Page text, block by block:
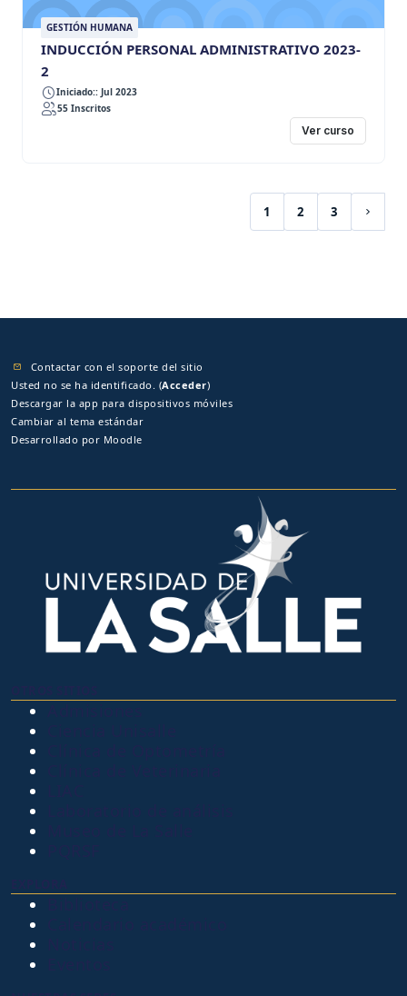
GESTIÓN HUMANA
INDUCCIÓN PERSONAL ADMINISTRATIVO 2023-
2
Iniciado:: Jul 2023
55 Inscritos
Ver curso
1
(current)
2 3
Contactar con el soporte del sitio
Usted no se ha identificado. (Acceder)
Descargar la app para dispositivos móviles
Cambiar al tema estándar
Desarrollado por Moodle